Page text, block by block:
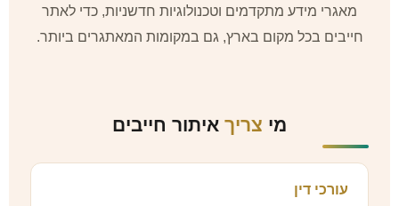
מאגרי מידע מתקדמים וטכנולוגיות חדשניות, כדי לאתר
חייבים בכל מקום בארץ, גם במקומות המאתגרים ביותר.
מי צריך איתור חייבים
עורכי דין